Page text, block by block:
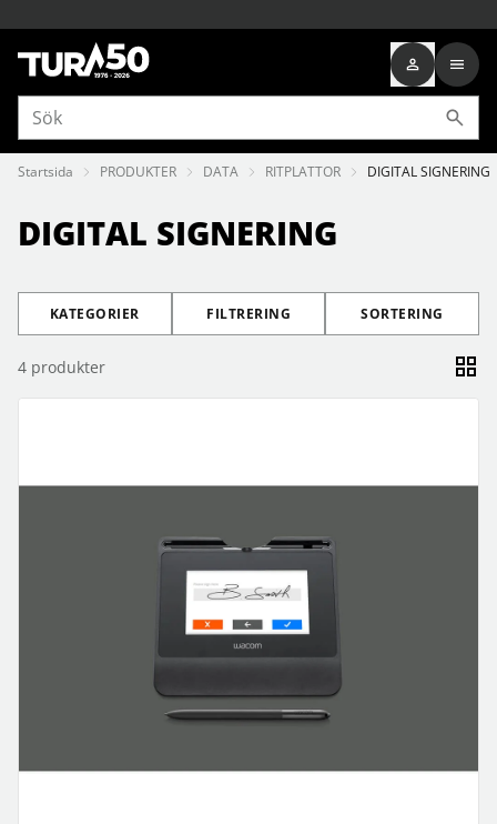
Startsida PRODUKTER DATA RITPLATTOR DIGITAL SIGNERING
DIGITAL SIGNERING
KATEGORIER FILTRERING SORTERING
4 produkter